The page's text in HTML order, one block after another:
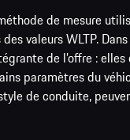
de mesure
valeurs WLTP.
de l’offre :
paramètres du
de conduite,